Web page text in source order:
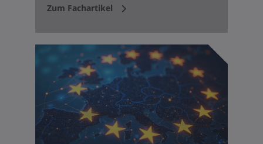
Zum Fachartikel